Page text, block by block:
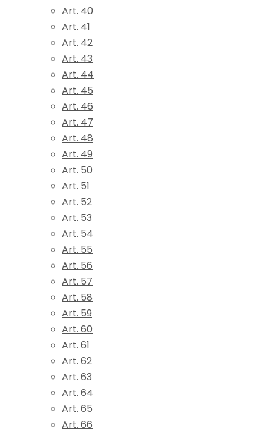
Art. 40
Art. 41
Art. 42
Art. 43
Art. 44
Art. 45
Art. 46
Art. 47
Art. 48
Art. 49
Art. 50
Art. 51
Art. 52
Art. 53
Art. 54
Art. 55
Art. 56
Art. 57
Art. 58
Art. 59
Art. 60
Art. 61
Art. 62
Art. 63
Art. 64
Art. 65
Art. 66